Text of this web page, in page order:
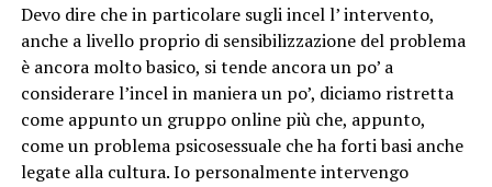
Devo dire che in particolare sugli incel l’ intervento,
anche a livello proprio di sensibilizzazione del problema
è ancora molto basico, si tende ancora un po’ a
considerare l’incel in maniera un po’, diciamo ristretta
come appunto un gruppo online più che, appunto,
come un problema psicosessuale che ha forti basi anche
legate alla cultura. Io personalmente intervengo